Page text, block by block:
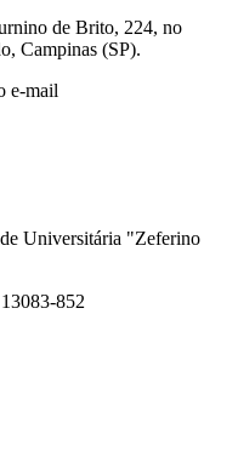
de Brito, 224, no
Campinas (SP).
e-mail
Universitária "Zeferino
852